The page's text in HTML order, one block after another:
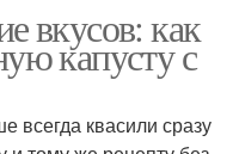
вкусов: как
капусту с
всегда квасили сразу